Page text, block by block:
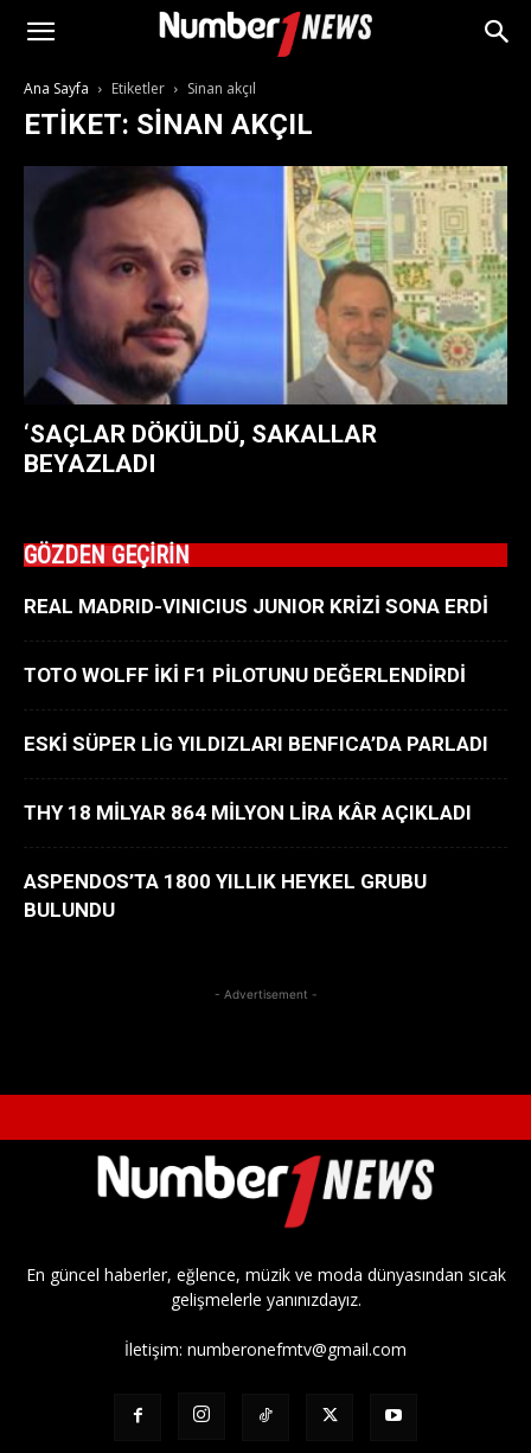
Ana Sayfa Etiketler Sinan akçıl
ETIKET: SINAN AKÇIL
‘SAÇLAR DÖKÜLDÜ, SAKALLAR
BEYAZLADI
GÖZDEN GEÇİRİN
REAL MADRID-VINICIUS JUNIOR KRİZİ SONA ERDİ
TOTO WOLFF İKİ F1 PİLOTUNU DEĞERLENDİRDİ
ESKİ SÜPER LİG YILDIZLARI BENFICA’DA PARLADI
THY 18 MİLYAR 864 MİLYON LİRA KÂR AÇIKLADI
ASPENDOS’TA 1800 YILLIK HEYKEL GRUBU
BULUNDU
- Advertisement -
En güncel haberler, eğlence, müzik ve moda dünyasından sıcak
gelişmelerle yanınızdayız.
İletişim: numberonefmtv@gmail.com